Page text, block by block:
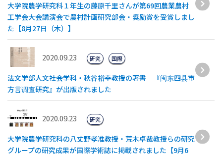
大学院農学研究科１年生の藤原千里さんが第69回農業農村
工学会大会講演会で農村計画研究部会・奨励賞を受賞しまし
た【8月27日（木）】
2020.09.23
法文学部人文社会学科・秋谷裕幸教授の著書 『闽东四县市
方言调查研究』が出版されました
研究 国際
2020.09.23
大学院農学研究科の八丈野孝准教授・荒木卓哉教授らの研究
グループの研究成果が国際学術誌に掲載されました【9月6
研究